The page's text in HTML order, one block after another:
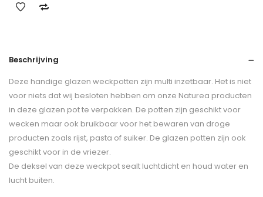
Beschrijving
Deze handige glazen weckpotten zijn multi inzetbaar. Het is niet
voor niets dat wij besloten hebben om onze Naturea producten
in deze glazen pot te verpakken. De potten zijn geschikt voor
wecken maar ook bruikbaar voor het bewaren van droge
producten zoals rijst, pasta of suiker. De glazen potten zijn ook
geschikt voor in de vriezer.
De deksel van deze weckpot sealt luchtdicht en houd water en
lucht buiten.